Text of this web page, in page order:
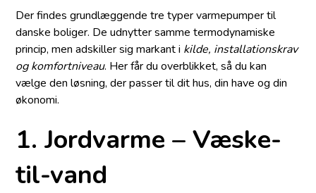
Der findes grundlæggende tre typer varmepumper til
danske boliger. De udnytter samme termodynamiske
princip, men adskiller sig markant i kilde, installationskrav
og komfortniveau. Her får du overblikket, så du kan
vælge den løsning, der passer til dit hus, din have og din
økonomi.
1. Jordvarme – Væske-
til-vand